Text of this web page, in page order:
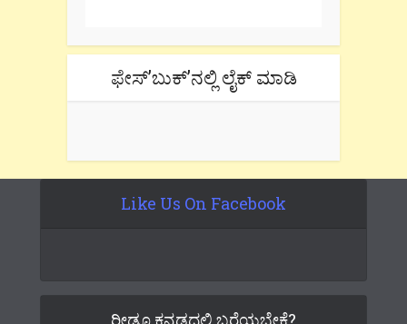
ಫೇಸ್’ಬುಕ್’ನಲ್ಲಿ ಲೈಕ್ ಮಾಡಿ
Like Us On Facebook
ರೀಡೂ ಕನ್ನಡದಲ್ಲಿ ಬರೆಯಬೇಕೆ?